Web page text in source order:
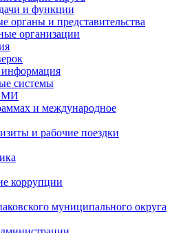
и функции
органы и представительства
организации
информация
системы
и международное
и рабочие поездки
коррупции
муниципального округа